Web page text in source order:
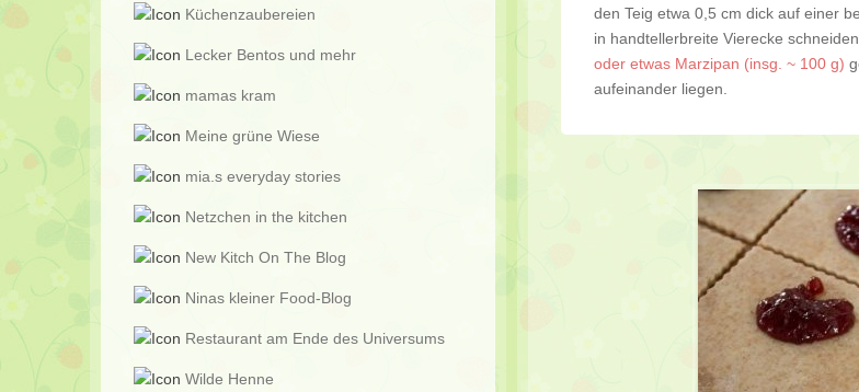
den Teig etwa 0,5 cm dick auf einer
in handtellerbreite Vierecke
oder etwas Marzipan (insg. ~ 100 g)
aufeinander liegen.
Küchenzaubereien
Lecker Bentos und mehr
mamas kram
Meine grüne Wiese
mia.s everyday stories
Netzchen in the kitchen
New Kitch On The Blog
Ninas kleiner Food-Blog
Restaurant am Ende des Universums
Wilde Henne